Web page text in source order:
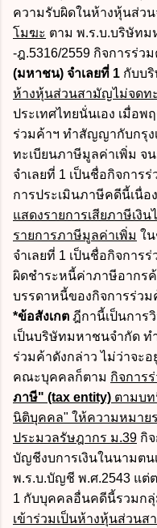
ความรับผิดในห้างหุ้นส่ว
โมฆะ ตาม พ.ร.บ.บริษัทม
-ฎ.5316/2559 กิจการร่ว
(มหาชน) จำเลยที่ 1 กับบ
ห้างหุ้นส่วนสามัญไม่จดท
ประเทศไทยนั่นเอง เมื่อพ
ร่วมค้าฯ ทำสัญญากับกรุ
ทะเบียนภาษีมูลค่าเพิ่ม จ
จำเลยที่ 1 เป็นชื่อกิจการ
การประเมินภาษีคดีนี้เนื่อ
แสดงรายการเสียภาษีเงิ
รายการภาษีมูลค่าเพิ่ม ใ
จำเลยที่ 1 เป็นชื่อกิจการ
ผิดชำระหนี้ค่าภาษีอากร
บรรดาหนี้ของกิจการร่วม
*ข้อสังเกต ฎีกานี้เป็นการ
เป็นบริษัทมหาชนจำกัด ท
ร่วมค้าดังกล่าว ไม่ว่าจะ
คณะบุคคลก็ตาม กิจการ
ภาษี" (tax entity) ตามบ
นิติบุคคล" ให้ความหมาย
ประมวลรัษฎากร ม.39 กิ
บัญชีงบการเงินในนามตน
พ.ร.บ.บัญชี พ.ศ.2543 แต่
1 กับบุคคลอื่นคดีนี้รวมก
เข้าร่วมเป็นห้างหุ้นส่วน